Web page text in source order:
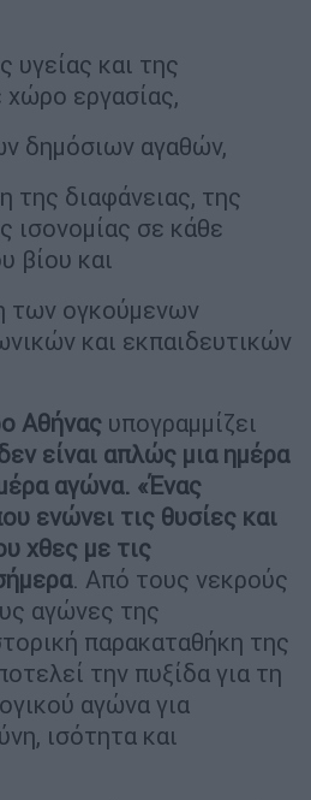
υγείας και της
εργασίας,
δημόσιων αγαθών,
της διαφάνειας, της
ισονομίας σε κάθε
βίου και
των ογκούμενων
και εκπαιδευτικών
Αθήνας υπογραμμίζει
είναι απλώς μια ημέρα
αγώνα. «Ένας
ενώνει τις θυσίες και
χθες με τις
. Από τους νεκρούς
αγώνες της
παρακαταθήκη της
την πυξίδα για τη
αγώνα για
ισότητα και